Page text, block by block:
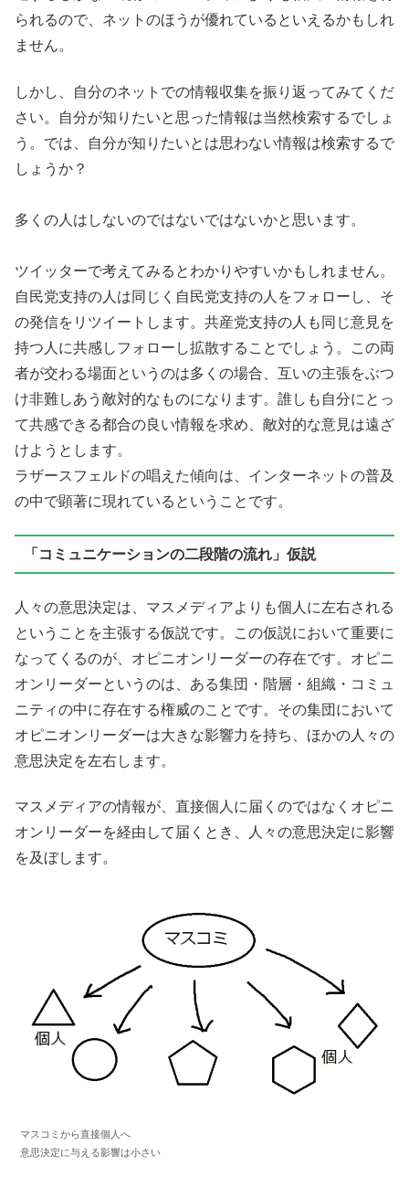
られるので、ネットのほうが優れているといえるかもしれ
ません。
しかし、自分のネットでの情報収集を振り返ってみてくだ
さい。自分が知りたいと思った情報は当然検索するでしょ
う。では、自分が知りたいとは思わない情報は検索するで
しょうか？
多くの人はしないのではないではないかと思います。
ツイッターで考えてみるとわかりやすいかもしれません。
自民党支持の人は同じく自民党支持の人をフォローし、そ
の発信をリツイートします。共産党支持の人も同じ意見を
持つ人に共感しフォローし拡散することでしょう。この両
者が交わる場面というのは多くの場合、互いの主張をぶつ
け非難しあう敵対的なものになります。誰しも自分にとっ
て共感できる都合の良い情報を求め、敵対的な意見は遠ざ
けようとします。
ラザースフェルドの唱えた傾向は、インターネットの普及
の中で顕著に現れているということです。
「コミュニケーションの二段階の流れ」仮説
人々の意思決定は、マスメディアよりも個人に左右される
ということを主張する仮説です。この仮説において重要に
なってくるのが、オピニオンリーダーの存在です。オピニ
オンリーダーというのは、ある集団・階層・組織・コミュ
ニティの中に存在する権威のことです。その集団において
オピニオンリーダーは大きな影響力を持ち、ほかの人々の
意思決定を左右します。
マスメディアの情報が、直接個人に届くのではなくオピニ
オンリーダーを経由して届くとき、人々の意思決定に影響
を及ぼします。
マスコミから直接個人へ
意思決定に与える影響は小さい